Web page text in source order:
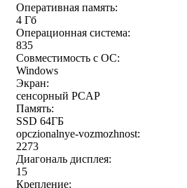
Оперативная память:
4 Гб
Операционная система:
835
Совместимость с ОС:
Windows
Экран:
сенсорный PCAP
Память:
SSD 64ГБ
opczionalnye-vozmozhnost:
2273
Диагональ дисплея:
15
Крепление: